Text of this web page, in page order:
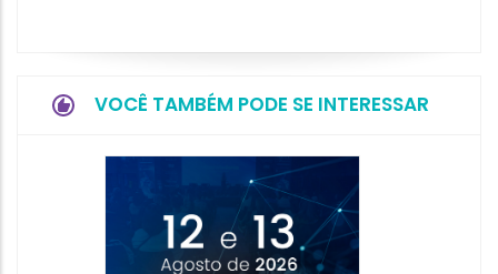
VOCÊ TAMBÉM PODE SE INTERESSAR